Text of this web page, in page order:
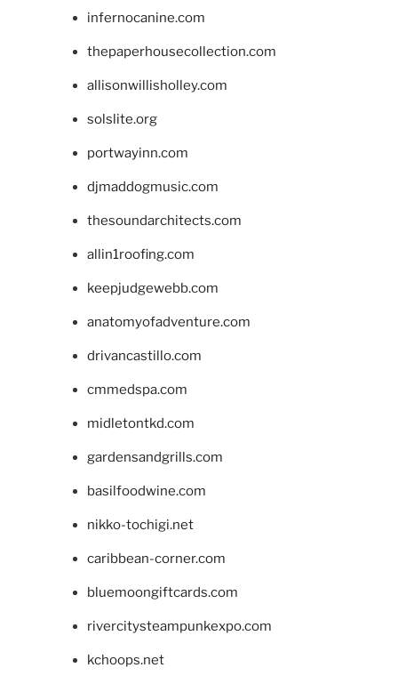
infernocanine.com
thepaperhousecollection.com
allisonwillisholley.com
solslite.org
portwayinn.com
djmaddogmusic.com
thesoundarchitects.com
allin1roofing.com
keepjudgewebb.com
anatomyofadventure.com
drivancastillo.com
cmmedspa.com
midletontkd.com
gardensandgrills.com
basilfoodwine.com
nikko-tochigi.net
caribbean-corner.com
bluemoongiftcards.com
rivercitysteampunkexpo.com
kchoops.net